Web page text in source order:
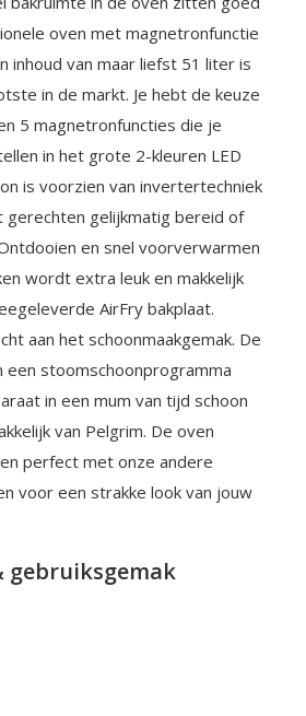
oven met magnetronfunctie
inhoud van maar liefst 51 liter is
in de markt. Je hebt de keuze
5 magnetronfuncties die je
in het grote 2-kleuren LED
is voorzien van invertertechniek
gelijkmatig bereid of
en snel voorverwarmen
wordt extra leuk en makkelijk
AirFry bakplaat.
aan het schoonmaakgemak. De
een stoomschoonprogramma
in een mum van tijd schoon
van Pelgrim. De oven
perfect met onze andere
voor een strakke look van jouw
gebruiksgemak